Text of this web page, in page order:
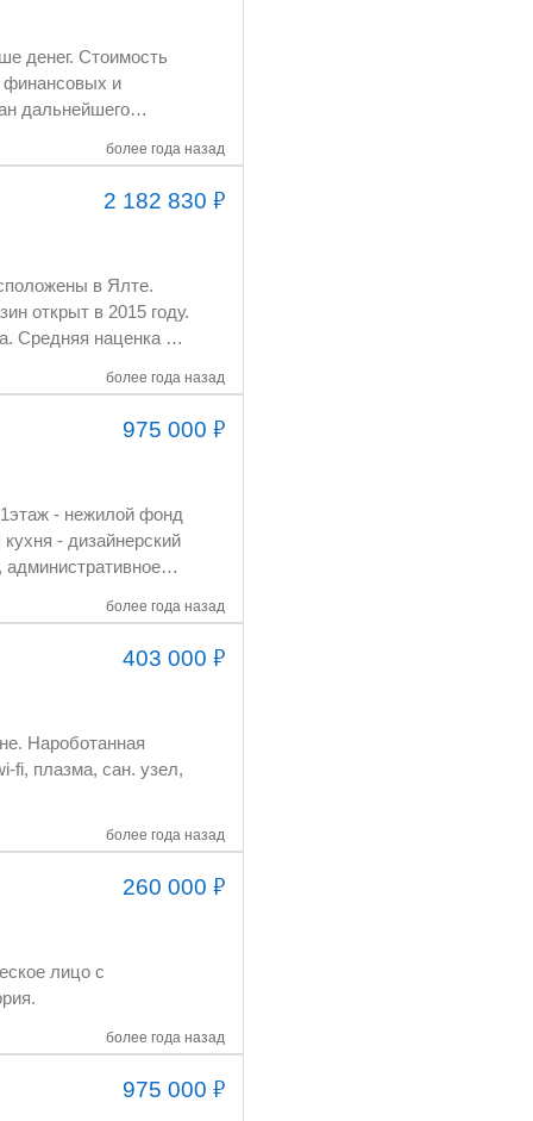
более года назад
2 182 830₽
более года назад
975 000₽
более года назад
- дизайнерский
403 000₽
более года назад
260 000₽
более года назад
место в г.Евпатория.
975 000₽